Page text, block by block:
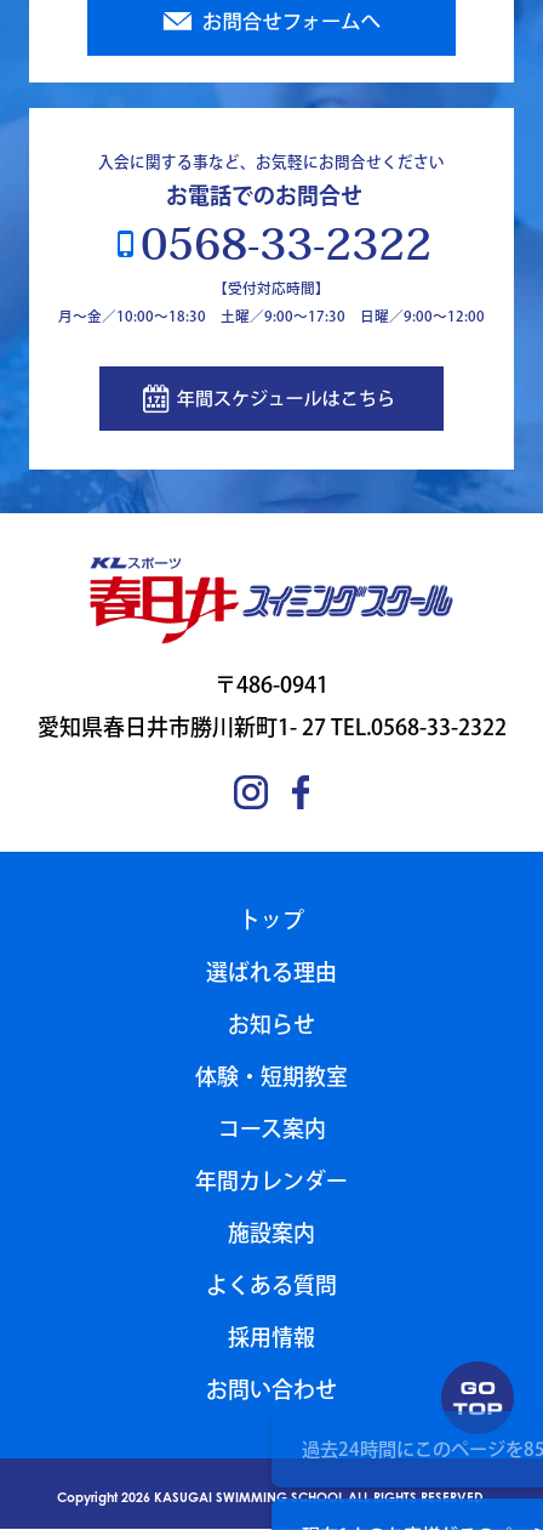
入会に関する事など、お気軽にお問合せください
お電話でのお問合せ
phone_iphone 0568-33-2322
【受付対応時間】
月～金／10:00～18:30 土曜／9:00～17:30 日曜／9:00〜12:00
〒486-0941
愛知県春日井市勝川新町1- 27 TEL.0568-33-2322
トップ
選ばれる理由
お知らせ
体験・短期教室
コース案内
年間カレンダー
施設案内
よくある質問
採用情報
お問い合わせ
Copyright 2026 KASUGAI SWIMMING SCHOOL ALL RIGHTS RESERVED.
過去24時間にこのページを